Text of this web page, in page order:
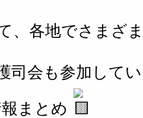
、各地でさまざ
司会も参加して
まとめ